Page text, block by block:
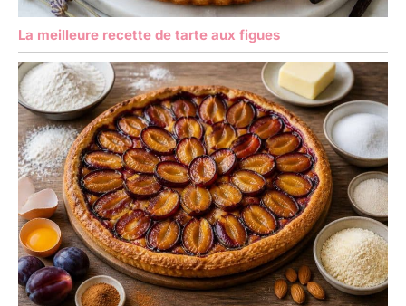
La meilleure recette de tarte aux figues